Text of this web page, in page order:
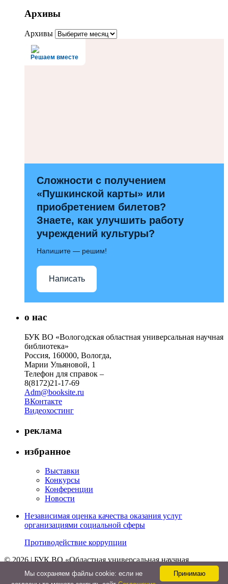
Архивы
Архивы
Решаем вместе
Сложности с получением
«Пушкинской карты» или
приобретением билетов?
Знаете, как улучшить работу
учреждений культуры?
Напишите — решим!
Написать
о нас
БУК ВО «Вологодская областная универсальная научная
библиотека»
Россия, 160000, Вологда,
Марии Ульяновой, 1
Телефон для справок –
8(8172)21-17-69
Adm@booksite.ru
ВКонтакте
Видеохостинг
реклама
избранное
Выставки
Конкурсы
Конференции
Новости
Независимая оценка качества оказания услуг
организациями социальной сферы
Противодействие коррупции
© 2026 | БУК ВО «Областная универсальная научная
библиотека»
Принимаю
Мы cохраняем файлы cookie: если не